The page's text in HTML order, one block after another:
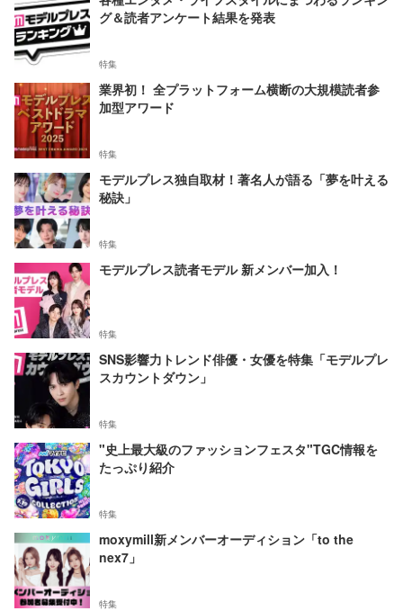
グ＆読者アンケート結果を発表
特集
業界初！ 全プラットフォーム横断の大規模読者参
加型アワード
特集
モデルプレス独自取材！著名人が語る「夢を叶える
秘訣」
特集
モデルプレス読者モデル 新メンバー加入！
特集
SNS影響力トレンド俳優・女優を特集「モデルプレ
スカウントダウン」
特集
"史上最大級のファッションフェスタ"TGC情報を
たっぷり紹介
特集
moxymill新メンバーオーディション「to the
nex7」
特集